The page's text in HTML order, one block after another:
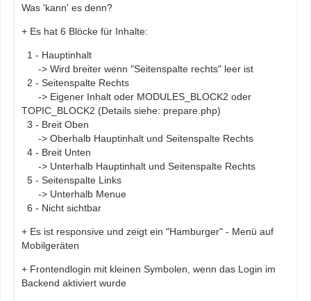
Was 'kann' es denn?
+ Es hat 6 Blöcke für Inhalte:
1 - Hauptinhalt
-> Wird breiter wenn "Seitenspalte rechts" leer ist
2 - Seitenspalte Rechts
-> Eigener Inhalt oder MODULES_BLOCK2 oder
TOPIC_BLOCK2 (Details siehe: prepare.php)
3 - Breit Oben
-> Oberhalb Hauptinhalt und Seitenspalte Rechts
4 - Breit Unten
-> Unterhalb Hauptinhalt und Seitenspalte Rechts
5 - Seitenspalte Links
-> Unterhalb Menue
6 - Nicht sichtbar
+ Es ist responsive und zeigt ein "Hamburger" - Menü auf
Mobilgeräten
+ Frontendlogin mit kleinen Symbolen, wenn das Login im
Backend aktiviert wurde